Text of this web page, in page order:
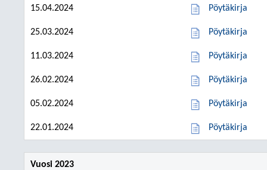
15.04.2024 Pöytäkirja
25.03.2024 Pöytäkirja
11.03.2024 Pöytäkirja
26.02.2024 Pöytäkirja
05.02.2024 Pöytäkirja
22.01.2024 Pöytäkirja
Vuosi 2023